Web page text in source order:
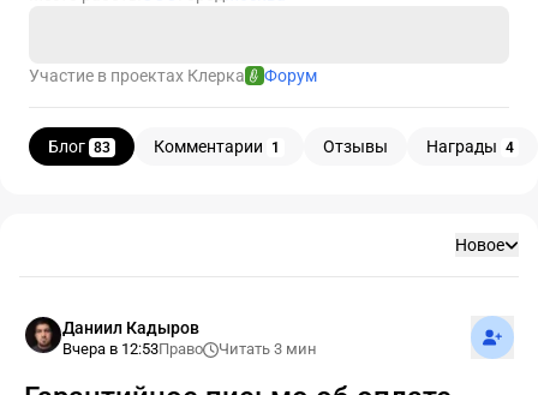
Участие в проектах Клерка Форум
Блог 83 Комментарии 1 Отзывы Награды 4
Новое
Даниил Кадыров
Вчера в 12:53Право Читать 3 мин